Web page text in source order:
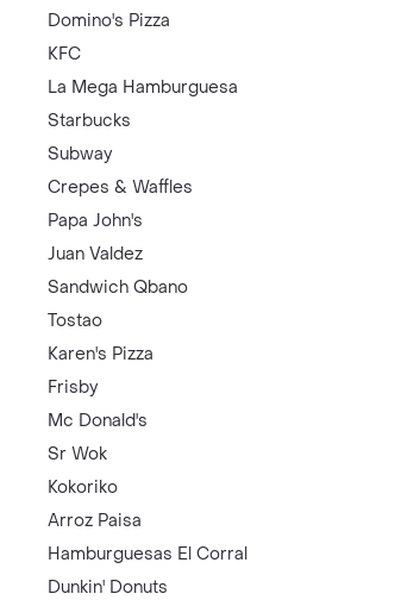
Domino's Pizza
KFC
La Mega Hamburguesa
Starbucks
Subway
Crepes & Waffles
Papa John's
Juan Valdez
Sandwich Qbano
Tostao
Karen's Pizza
Frisby
Mc Donald's
Sr Wok
Kokoriko
Arroz Paisa
Hamburguesas El Corral
Dunkin' Donuts